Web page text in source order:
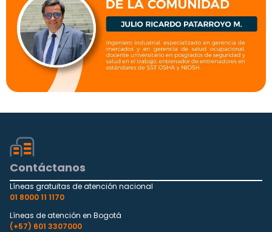
Contáctanos
Líneas gratuitas de atención nacional
01 8000 11 1170
Líneas de atención en Bogotá
(+57) 601 3307000